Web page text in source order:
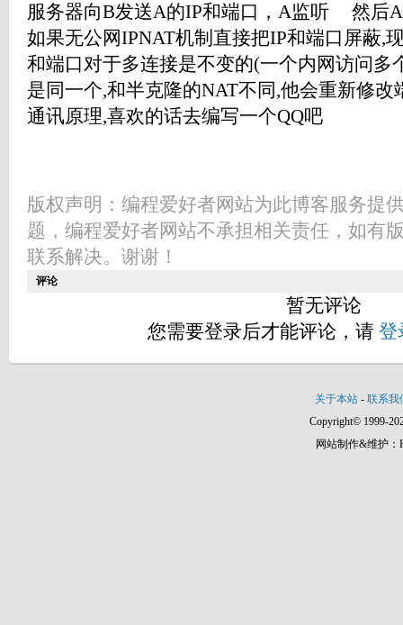
服务器向B发送A的IP和端口，A监听 然后
如果无公网IPNAT机制直接把IP和端口屏蔽,
和端口对于多连接是不变的(一个内网访问多
是同一个,和半克隆的NAT不同,他会重新修
通讯原理,喜欢的话去编写一个QQ吧
版权声明：编程爱好者网站为此博客服务提
题，编程爱好者网站不承担相关责任，如有
联系解决。谢谢！
评论
暂无评论
您需要登录后才能评论，请 登
关于本站 - 联系我
Copyright© 1999-
网站制作&维护